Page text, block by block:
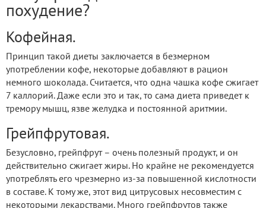
похудение?
Кофейная.
Принцип такой диеты заключается в безмерном
употреблении кофе, некоторые добавляют в рацион
немного шоколада. Считается, что одна чашка кофе сжигает
7 каллорий. Даже если это и так, то сама диета приведет к
тремору мышц, язве желудка и постоянной аритмии.
Грейпфрутовая.
Безусловно, грейпфрут – очень полезный продукт, и он
действительно сжигает жиры. Но крайне не рекомендуется
употреблять его чрезмерно из-за повышенной кислотности
в составе. К тому же, этот вид цитрусовых несовместим с
некоторыми лекарствами. Много грейпфрутов также